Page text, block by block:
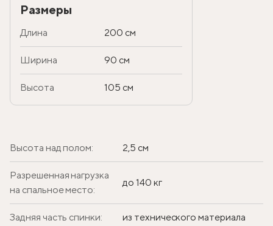
Размеры
Длина 200 см
Ширина 90 см
Высота 105 см
Высота над полом: 2,5 см
Разрешенная нагрузка
на спальное место:
до 140 кг
Задняя часть спинки: из технического материала